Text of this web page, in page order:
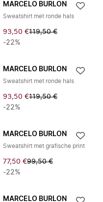
MARCELO BURLON
Sweatshirt met ronde hals
93,50 €119,50 €
-22%
MARCELO BURLON
Sweatshirt met ronde hals
93,50 €119,50 €
-22%
MARCELO BURLON
Sweatshirt met grafische print
77,50 €99,50 €
-22%
MARCELO BURLON